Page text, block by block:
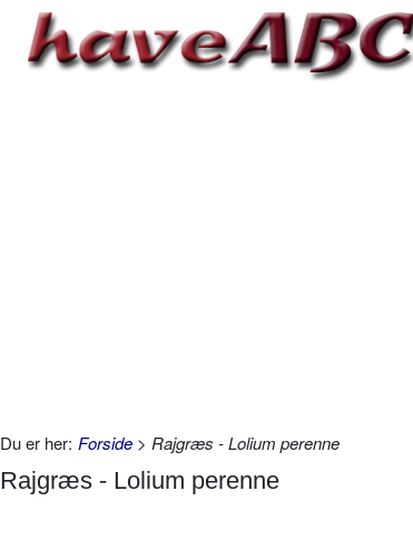
Du er her: Forside > Rajgræs - Lolium perenne
Rajgræs - Lolium perenne